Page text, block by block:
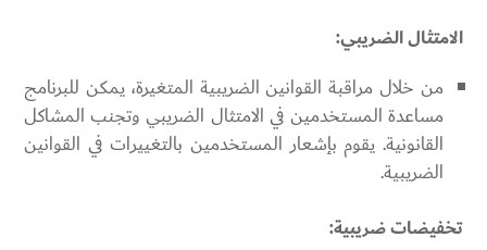
الامتثال الضريبي:
من خلال مراقبة القوانين الضريبية المتغيرة، يمكن للبرنامج
مساعدة المستخدمين في الامتثال الضريبي وتجنب المشاكل
القانونية. يقوم بإشعار المستخدمين بالتغييرات في القوانين
الضريبية.
تخفيضات ضريبية: